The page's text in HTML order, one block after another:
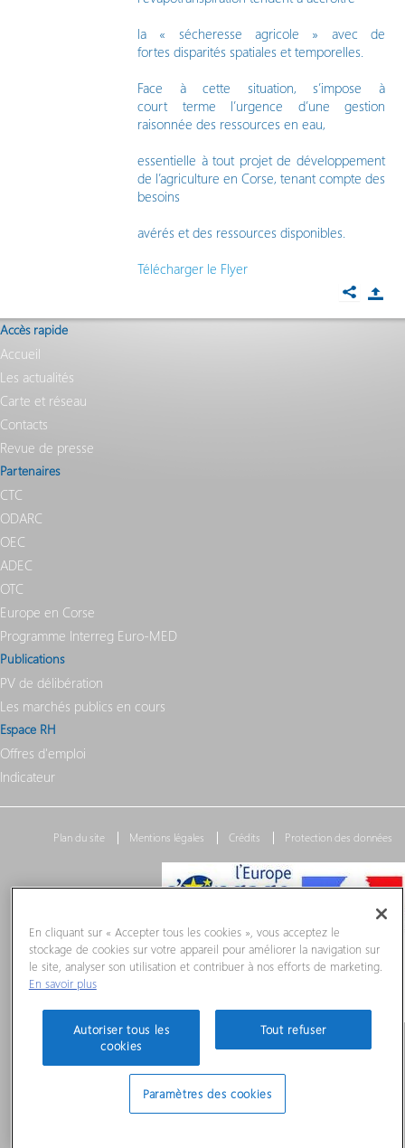
la « sécheresse agricole » avec de
fortes disparités spatiales et temporelles.
Face à cette situation, s’impose à
court terme l’urgence d’une gestion
raisonnée des ressources en eau,
essentielle à tout projet de développement
de l’agriculture en Corse, tenant compte des
besoins
avérés et des ressources disponibles.
Télécharger le Flyer
Accès rapide
Accueil
Les actualités
Carte et réseau
Contacts
Revue de presse
Partenaires
CTC
ODARC
OEC
ADEC
OTC
Europe en Corse
Programme Interreg Euro-MED
Publications
PV de délibération
Les marchés publics en cours
Espace RH
Offres d'emploi
Indicateur
Plan du site Mentions légales Crédits Protection des données
En cliquant sur « Accepter tous les cookies », vous acceptez le
stockage de cookies sur votre appareil pour améliorer la navigation sur
le site, analyser son utilisation et contribuer à nos efforts de marketing.
En savoir plus
Autoriser tous les
cookies
Tout refuser
Paramètres des cookies